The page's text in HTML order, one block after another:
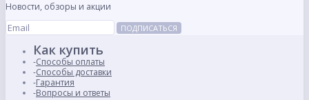
Новости, обзоры и акции
ПОДПИСАТЬСЯ
Как купить
Способы оплаты
Способы доставки
Гарантия
Вопросы и ответы